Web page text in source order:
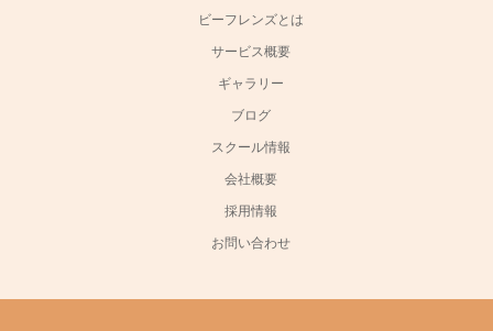
ビーフレンズとは
サービス概要
ギャラリー
ブログ
スクール情報
会社概要
採用情報
お問い合わせ